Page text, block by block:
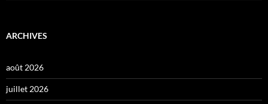
ARCHIVES
août 2026
juillet 2026